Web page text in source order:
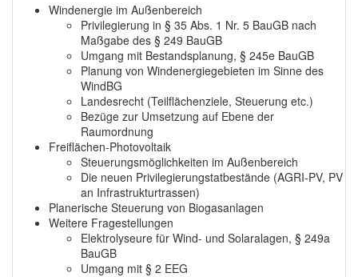
Windenergie im Außenbereich
Privilegierung in § 35 Abs. 1 Nr. 5 BauGB nach
Maßgabe des § 249 BauGB
Umgang mit Bestandsplanung, § 245e BauGB
Planung von Windenergiegebieten im Sinne des
WindBG
Landesrecht (Teilflächenziele, Steuerung etc.)
Bezüge zur Umsetzung auf Ebene der
Raumordnung
Freiflächen-Photovoltaik
Steuerungsmöglichkeiten im Außenbereich
Die neuen Privilegierungstatbestände (AGRI-PV, PV
an Infrastrukturtrassen)
Planerische Steuerung von Biogasanlagen
Weitere Fragestellungen
Elektrolyseure für Wind- und Solaralagen, § 249a
BauGB
Umgang mit § 2 EEG